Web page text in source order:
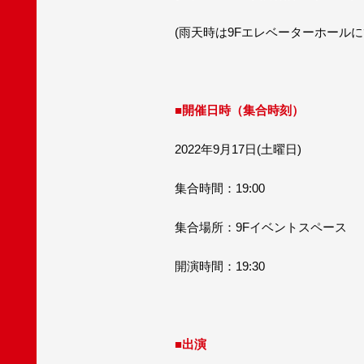
(雨天時は9Fエレベーターホール
■開催日時（集合時刻）
2022年9月17日(土曜日)
集合時間：19:00
集合場所：9Fイベントスペース
開演時間：19:30
■出演